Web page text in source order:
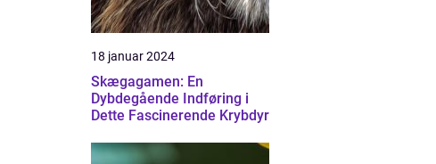
18 januar 2024
Skægagamen: En
Dybdegående Indføring i
Dette Fascinerende Krybdyr